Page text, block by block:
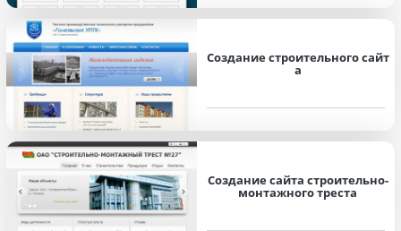
Создание строительного сайт
а
Создание сайта строительно-
монтажного треста